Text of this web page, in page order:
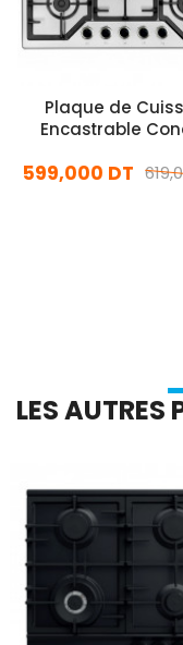
Plaque de
Encastrable
70Cm Inox
599,000 DT
LES AUTRES